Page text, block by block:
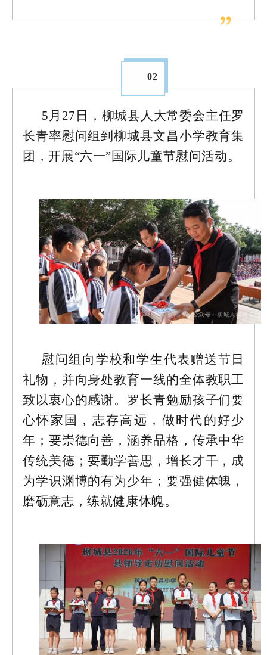
02
5月27日，柳城县人大常委会主任罗
长青率慰问组到柳城县文昌小学教育集
团，开展“六一”国际儿童节慰问活动。
慰问组向学校和学生代表赠送节日
礼物，并向身处教育一线的全体教职工
致以衷心的感谢。罗长青勉励孩子们要
心怀家国，志存高远，做时代的好少
年；要崇德向善，涵养品格，传承中华
传统美德；要勤学善思，增长才干，成
为学识渊博的有为少年；要强健体魄，
磨砺意志，练就健康体魄。